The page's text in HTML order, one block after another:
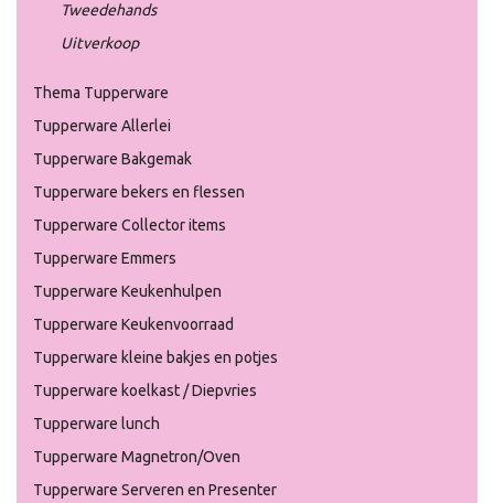
Tweedehands
Uitverkoop
Thema Tupperware
Tupperware Allerlei
Tupperware Bakgemak
Tupperware bekers en flessen
Tupperware Collector items
Tupperware Emmers
Tupperware Keukenhulpen
Tupperware Keukenvoorraad
Tupperware kleine bakjes en potjes
Tupperware koelkast / Diepvries
Tupperware lunch
Tupperware Magnetron/Oven
Tupperware Serveren en Presenter